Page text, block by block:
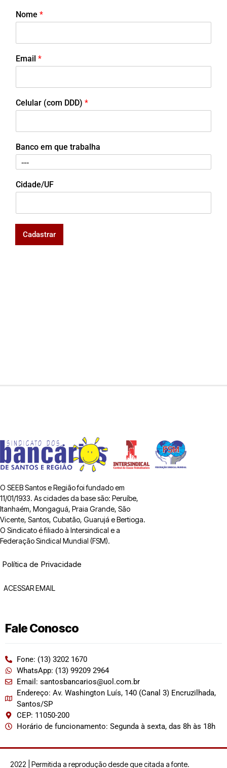
Nome *
Email *
Celular (com DDD) *
Banco em que trabalha
Cidade/UF
Cadastrar
O SEEB Santos e Região foi fundado em
11/01/1933. As cidades da base são: Peruíbe,
Itanhaém, Mongaguá, Praia Grande, São
Vicente, Santos, Cubatão, Guarujá e Bertioga.
O Sindicato é filiado à Intersindical e a
Federação Sindical Mundial (FSM).
Política de Privacidade
ACESSAR EMAIL
Fale Conosco
Fone: (13) 3202 1670
WhatsApp: (13) 99209 2964
Email: santosbancarios@uol.com.br
Endereço: Av. Washington Luís, 140 (Canal 3) Encruzilhada,
Santos/SP
CEP: 11050-200
Horário de funcionamento: Segunda à sexta, das 8h às 18h
2022 | Permitida a reprodução desde que citada a fonte.